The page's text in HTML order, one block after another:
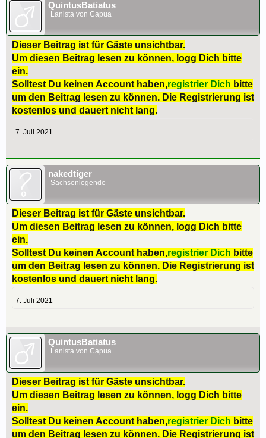
QuintusBatiatus
Lanista von Capua
Dieser Beitrag ist für Gäste unsichtbar.
Um diesen Beitrag lesen zu können, logg Dich bitte
ein.
Solltest Du keinen Account haben,registrier Dich bitte
um den Beitrag lesen zu können. Die Registrierung ist
kostenlos und dauert nicht lang.
7. Juli 2021
nakedtiger
Sachsenlegende
Dieser Beitrag ist für Gäste unsichtbar.
Um diesen Beitrag lesen zu können, logg Dich bitte
ein.
Solltest Du keinen Account haben,registrier Dich bitte
um den Beitrag lesen zu können. Die Registrierung ist
kostenlos und dauert nicht lang.
7. Juli 2021
QuintusBatiatus
Lanista von Capua
Dieser Beitrag ist für Gäste unsichtbar.
Um diesen Beitrag lesen zu können, logg Dich bitte
ein.
Solltest Du keinen Account haben,registrier Dich bitte
um den Beitrag lesen zu können. Die Registrierung ist